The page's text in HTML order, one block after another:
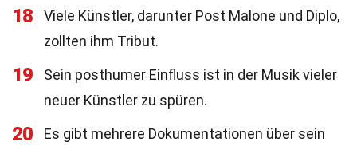
18
Viele Künstler, darunter Post Malone und Diplo,
zollten ihm Tribut.
19
Sein posthumer Einfluss ist in der Musik vieler
neuer Künstler zu spüren.
20
Es gibt mehrere Dokumentationen über sein